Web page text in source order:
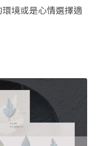
境或是心情選擇適